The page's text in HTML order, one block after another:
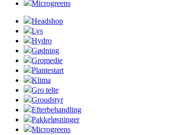
Microgreens
Headshop
Lys
Hydro
Gødning
Gromedie
Plantestart
Klima
Gro telte
Groudstyr
Efterbehandling
Pakkeløsninger
Microgreens